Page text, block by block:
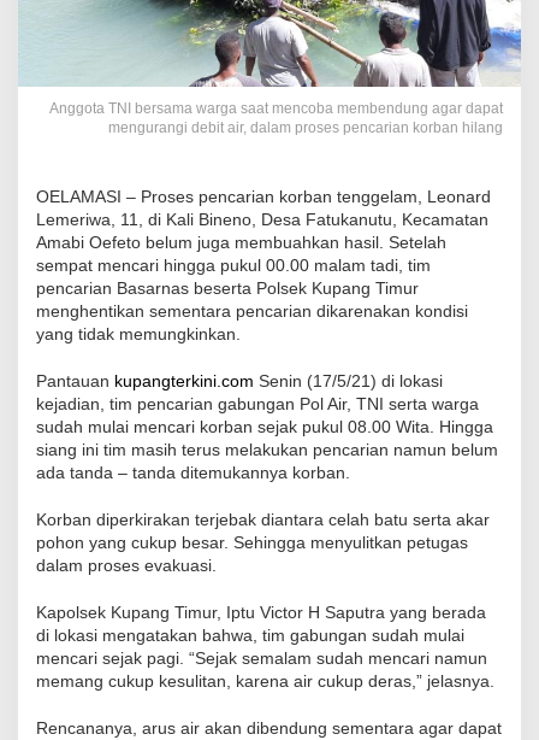
Anggota TNI bersama warga saat mencoba membendung agar dapat
mengurangi debit air, dalam proses pencarian korban hilang
OELAMASI – Proses pencarian korban tenggelam, Leonard
Lemeriwa, 11, di Kali Bineno, Desa Fatukanutu, Kecamatan
Amabi Oefeto belum juga membuahkan hasil. Setelah
sempat mencari hingga pukul 00.00 malam tadi, tim
pencarian Basarnas beserta Polsek Kupang Timur
menghentikan sementara pencarian dikarenakan kondisi
yang tidak memungkinkan.
Pantauan kupangterkini.com Senin (17/5/21) di lokasi
kejadian, tim pencarian gabungan Pol Air, TNI serta warga
sudah mulai mencari korban sejak pukul 08.00 Wita. Hingga
siang ini tim masih terus melakukan pencarian namun belum
ada tanda – tanda ditemukannya korban.
Korban diperkirakan terjebak diantara celah batu serta akar
pohon yang cukup besar. Sehingga menyulitkan petugas
dalam proses evakuasi.
Kapolsek Kupang Timur, Iptu Victor H Saputra yang berada
di lokasi mengatakan bahwa, tim gabungan sudah mulai
mencari sejak pagi. “Sejak semalam sudah mencari namun
memang cukup kesulitan, karena air cukup deras,” jelasnya.
Rencananya, arus air akan dibendung sementara agar dapat